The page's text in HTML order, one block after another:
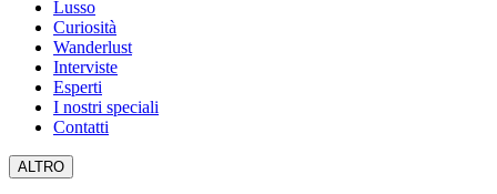
Lusso
Curiosità
Wanderlust
Interviste
Esperti
I nostri speciali
Contatti
ALTRO